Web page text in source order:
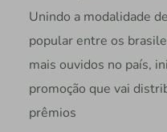
Unindo a modalidade
popular entre os
mais ouvidos no país,
promoção que vai
prêmios